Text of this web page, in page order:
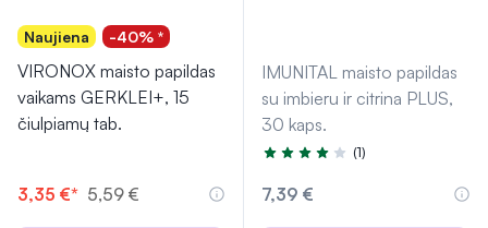
Naujiena -40% *
VIRONOX maisto papildas
vaikams GERKLEI+, 15
čiulpiamų tab.
3,35 €* 5,59 €
IMUNITAL maisto papildas
su imbieru ir citrina PLUS,
30 kaps.
Įvertinimas 4.0 iš 5
(1)
7,39 €